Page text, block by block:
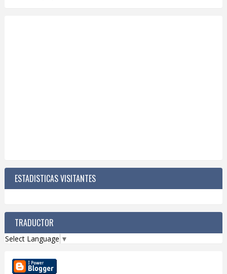
ESTADISTICAS VISITANTES
TRADUCTOR
Select Language ▼